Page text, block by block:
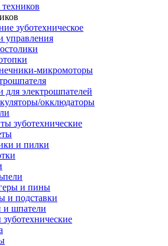
зуботехническое
управления
микромоторы
для электрошпателей
окклюдаторы
зуботехнические
и пилки
и пины
и подставки
шпатели